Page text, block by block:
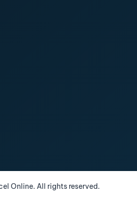
Online. All rights reserved.